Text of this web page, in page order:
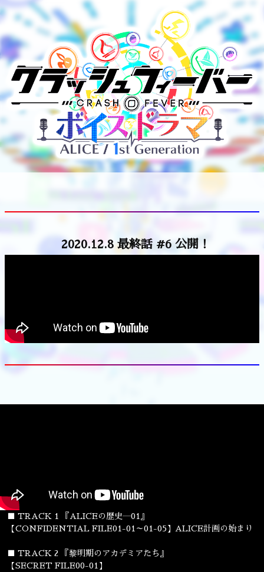
2020.12.8 最終話 #6 公開！
■ TRACK 1 『ALICEの歴史―01』
【CONFIDENTIAL FILE01-01～01-05】ALICE計画の始まり
■ TRACK 2 『黎明期のアカデミアたち』
【SECRET FILE00-01】